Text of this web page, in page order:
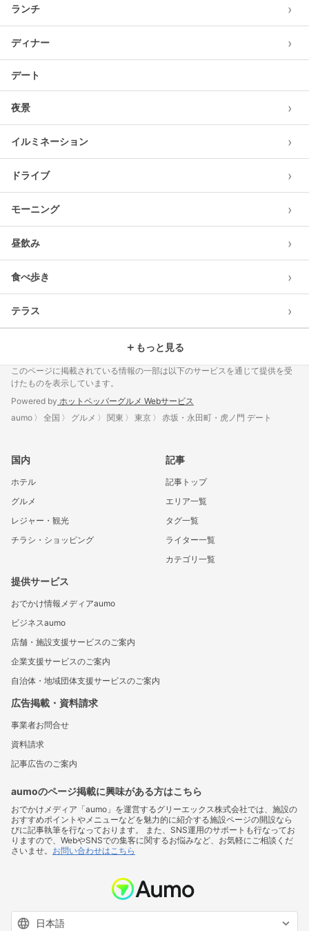
ランチ ›
ディナー ›
デート
夜景 ›
イルミネーション ›
ドライブ ›
モーニング ›
昼飲み ›
食べ歩き ›
テラス ›
＋ もっと見る
このページに掲載されている情報の一部は以下のサービスを通じて提供を受
けたものを表示しています。
Powered by ホットペッパーグルメ Webサービス
aumo
全国 グルメ 関東 東京 赤坂・永田町・虎ノ門 デート
国内
ホテル
グルメ
レジャー・観光
チラシ・ショッピング
記事
記事トップ
エリア一覧
タグ一覧
ライター一覧
カテゴリ一覧
提供サービス
おでかけ情報メディアaumo
ビジネスaumo
店舗・施設支援サービスのご案内
企業支援サービスのご案内
自治体・地域団体支援サービスのご案内
広告掲載・資料請求
事業者お問合せ
資料請求
記事広告のご案内
aumoのページ掲載に興味がある方はこちら
おでかけメディア「aumo」を運営するグリーエックス株式会社では、施設の
おすすめポイントやメニューなどを魅力的に紹介する施設ページの開設なら
びに記事執筆を行なっております。 また、SNS運用のサポートも行なってお
りますので、WebやSNSでの集客に関するお悩みなど、お気軽にご相談くだ
さいませ。 お問い合わせはこちら